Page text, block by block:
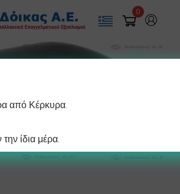
0
από Κέρκυρα.
ίδια μέρα.